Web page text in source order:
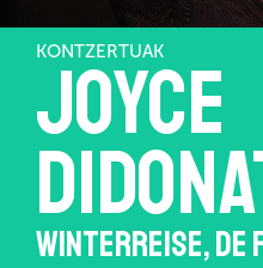
KONTZERTUAK
JOYCE
WINTERREISE, DE